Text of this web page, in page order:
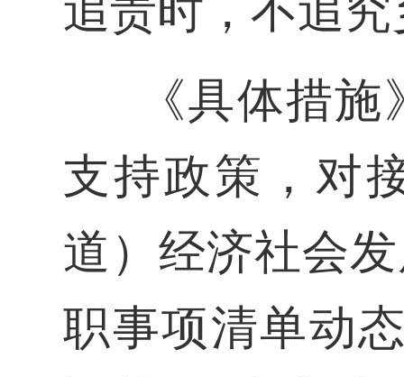
追责时，不追
《具体措
支持政策，对
道）经济社会
职事项清单动